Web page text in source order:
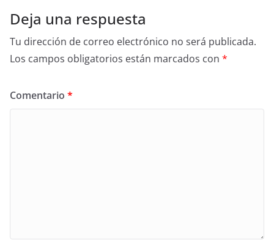
Deja una respuesta
Tu dirección de correo electrónico no será publicada.
Los campos obligatorios están marcados con *
Comentario *